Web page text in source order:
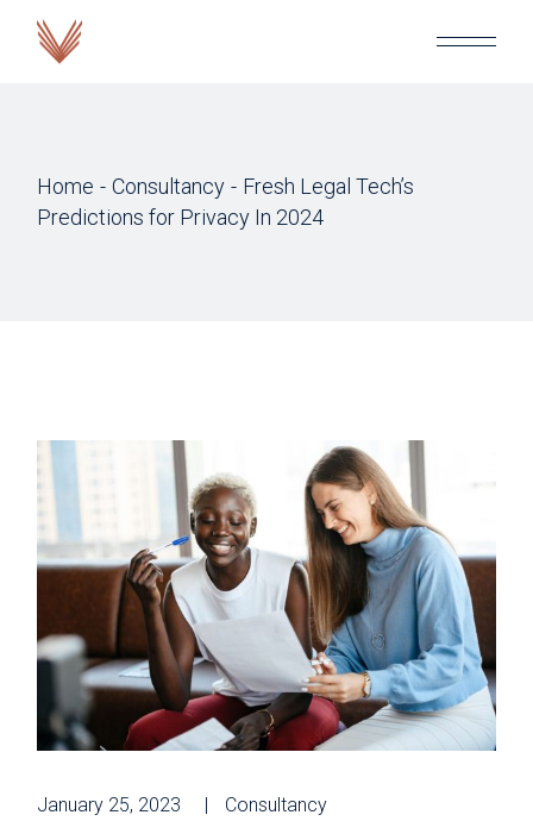
Home Consultancy
Fresh Legal Tech’s
Predictions for Privacy In 2024
January 25, 2023 Consultancy